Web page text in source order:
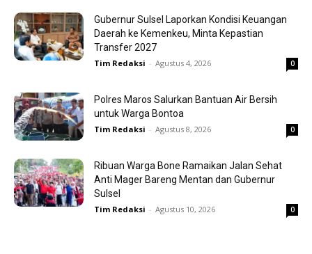
Gubernur Sulsel Laporkan Kondisi Keuangan
Daerah ke Kemenkeu, Minta Kepastian
Transfer 2027
Tim Redaksi - Agustus 4, 2026 0
Polres Maros Salurkan Bantuan Air Bersih
untuk Warga Bontoa
Tim Redaksi - Agustus 8, 2026 0
Ribuan Warga Bone Ramaikan Jalan Sehat
Anti Mager Bareng Mentan dan Gubernur
Sulsel
Tim Redaksi - Agustus 10, 2026 0